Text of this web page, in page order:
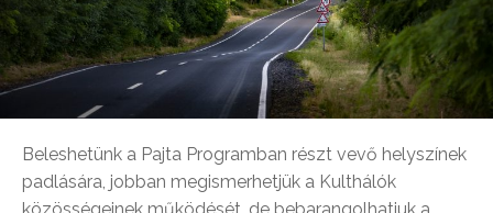
Beleshetünk a Pajta Programban részt vevő helyszínek
padlására, jobban megismerhetjük a Kulthálók